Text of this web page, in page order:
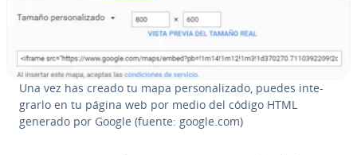
Una vez has creado tu mapa pe­r­so­na­li­za­do, puedes in­te­
grar­lo en tu página web por medio del código HTML
generado por Google (fuente: google.com)